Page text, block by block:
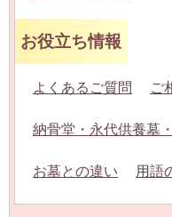
お役立ち情報
よくあるご質問 ご
納骨堂・永代供養墓
お墓との違い 用語